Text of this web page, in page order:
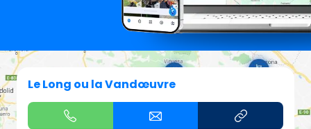
Le Long ou la Vandœuvre